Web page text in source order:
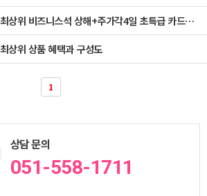
❤MVG1% [전국출발]❤ 최상위 비즈니스석 상해+주가각4일 초특급 카드결재 홈에서 공항까지 일체포함
위 상품 혜택과 구성도
1
상담 문의
051-558-1711